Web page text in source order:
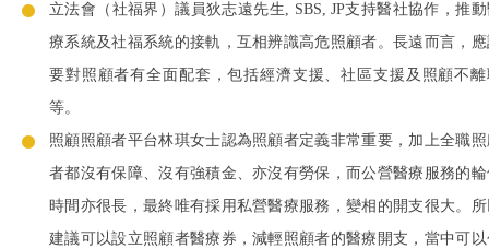
立法會（社福界）議員狄志遠先生, SBS, JP支持醫社協作，推
療系統及社福系統的接軌，互相辨識高危照顧者。長遠而言，
要對照顧者有全面配套，包括經濟支援、社區支援及照顧不離
等。
照顧照顧者平台林琪女士認為照顧者定義非常重要，加上全職
者都沒有保障、沒有強積金、亦沒有勞保，而公營醫療服務的
時間亦很長，最終唯有採用私營醫療服務，變相的開支很大。
建議可以設立照顧者醫療券，減輕照顧者的醫療開支，當中可